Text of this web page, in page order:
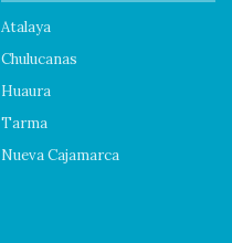
Atalaya
Chulucanas
Huaura
Tarma
Nueva Cajamarca